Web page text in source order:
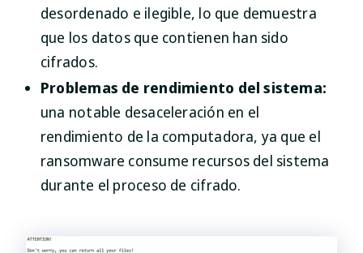
desordenado e ilegible, lo que demuestra
que los datos que contienen han sido
cifrados.
Problemas de rendimiento del sistema:
una notable desaceleración en el
rendimiento de la computadora, ya que el
ransomware consume recursos del sistema
durante el proceso de cifrado.